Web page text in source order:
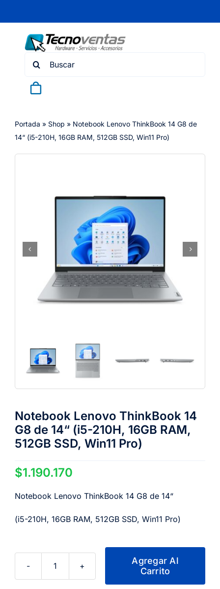
content
Search
Portada » Shop » Notebook Lenovo ThinkBook 14 G8 de
14“ (i5-210H, 16GB RAM, 512GB SSD, Win11 Pro)
Notebook Lenovo ThinkBook 14
G8 de 14“ (i5-210H, 16GB RAM,
512GB SSD, Win11 Pro)
$1.190.170
Notebook Lenovo ThinkBook 14 G8 de 14“
(i5-210H, 16GB RAM, 512GB SSD, Win11 Pro)
Notebook
Agregar Al
Carrito